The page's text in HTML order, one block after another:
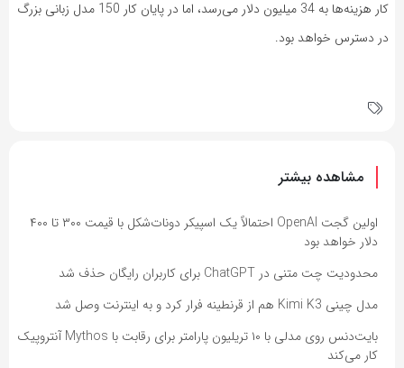
کار هزینه‌ها به 34 میلیون دلار می‌رسد، اما در پایان کار 150 مدل زبانی بزرگ
در دسترس خواهد بود.
مشاهده بیشتر
اولین گجت OpenAI احتمالاً یک اسپیکر دونات‌شکل با قیمت ۳۰۰ تا ۴۰۰
دلار خواهد بود
محدودیت چت متنی در ChatGPT برای کاربران رایگان حذف شد
مدل چینی Kimi K3 هم از قرنطینه فرار کرد و به اینترنت وصل شد
بایت‌دنس روی مدلی با ۱۰ تریلیون پارامتر برای رقابت با Mythos آنتروپیک
کار می‌کند